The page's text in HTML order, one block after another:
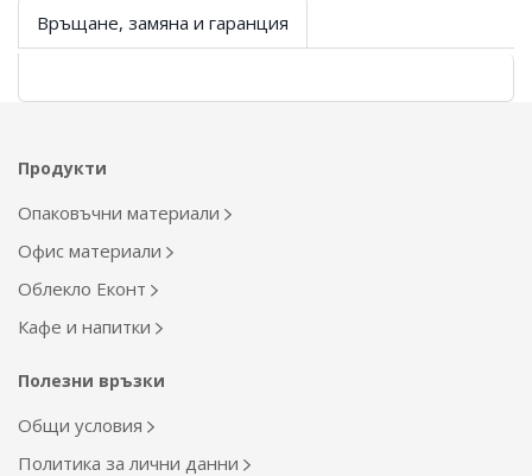
Връщане, замяна и гаранция
Продукти
Опаковъчни материали
Офис материали
Облекло Еконт
Кафе и напитки
Полезни връзки
Общи условия
Политика за лични данни